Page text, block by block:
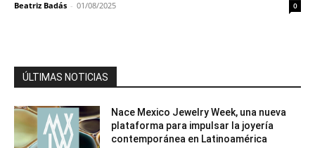
Beatriz Badás - 01/08/2025 0
ÚLTIMAS NOTICIAS
Nace Mexico Jewelry Week, una nueva
plataforma para impulsar la joyería
contemporánea en Latinoamérica